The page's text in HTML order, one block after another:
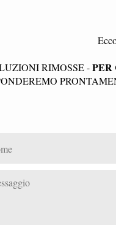
RIMOSSE -